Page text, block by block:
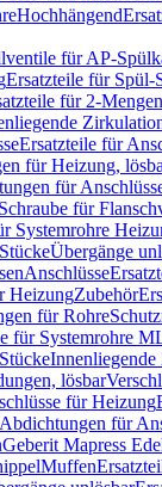
Hochhängend
für AP-
Ersatzteile für Spül-
für 2-
Ersatzteile für
für Heizung,
für
für
Systemrohre
Übergänge
Anschlüsse
HeizungZubehör
für Rohre
für Systemrohre
lösbar
für Heizung
Abdichtungen für
Geberit Mapress
Muffen